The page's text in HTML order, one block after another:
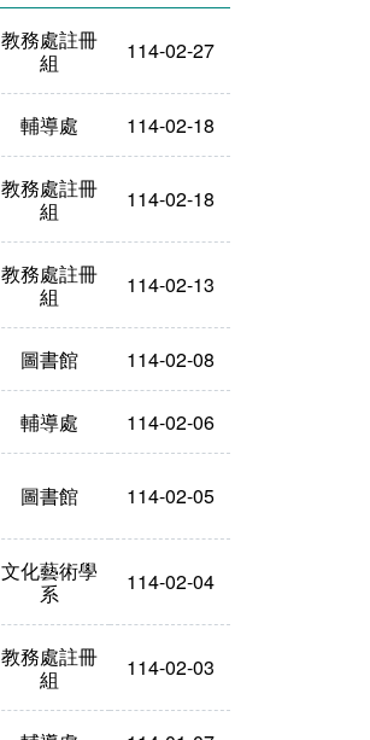
教務處註冊
組
114-02-27
輔導處 114-02-18
教務處註冊
組
114-02-18
教務處註冊
組
114-02-13
圖書館 114-02-08
輔導處 114-02-06
圖書館 114-02-05
文化藝術學
系
114-02-04
教務處註冊
組
114-02-03